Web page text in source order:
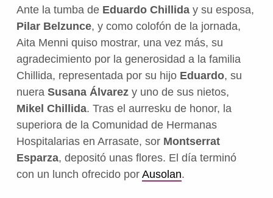
Ante la tumba de Eduardo Chilliday su esposa,
Pilar Belzunce, y como colofón de la jornada,
Aita Menni quiso mostrar, una vez más, su
agradecimiento por la generosidad a la familia
Chillida, representada por su hijo Eduardo, su
nuera Susana Álvarezy uno de sus nietos,
Mikel Chillida. Tras el aurresku de honor, la
superiora de la Comunidad de Hermanas
Hospitalarias en Arrasate, sor Montserrat
Esparza, depositó unas flores. El día terminó
con un lunch ofrecido por Ausolan.